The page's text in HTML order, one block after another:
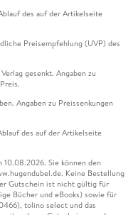
des auf der Artikelseite
Preisempfehlung (UVP) des
gesenkt. Angaben zu
Angaben zu Preissenkungen
des auf der Artikelseite
Sie können den
Keine Bestellung
Gutschein ist nicht gültig für
Bücher und eBooks) sowie für
tolino select und das